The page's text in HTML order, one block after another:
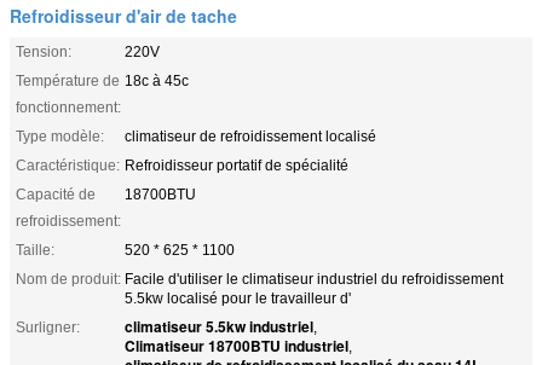
Refroidisseur d'air de tache
Tension:
220V
Température de
fonctionnement:
18c à 45c
Type modèle:
climatiseur de refroidissement localisé
Caractéristique: Refroidisseur portatif de spécialité
Capacité de
refroidissement:
18700BTU
Taille:
520 * 625 * 1100
Nom de produit: Facile d'utiliser le climatiseur industriel du refroidissement
5.5kw localisé pour le travailleur d'
Surligner:
climatiseur 5.5kw industriel,
Climatiseur 18700BTU industriel,